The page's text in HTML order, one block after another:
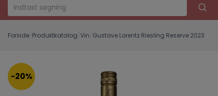
Forside Produktkatalog Vin Gustave Lorentz Riesling Reserve 2023
-20%